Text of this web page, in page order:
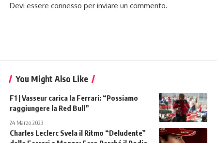
Devi essere connesso per inviare un commento.
You Might Also Like
F1 | Vasseur carica la Ferrari: “Possiamo
raggiungere la Red Bull”
24 Marzo 2023
Charles Leclerc Svela il Ritmo “Deludente”